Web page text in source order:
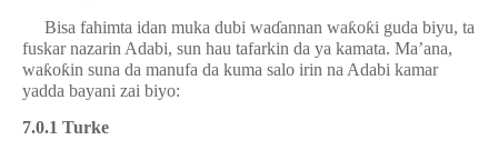
Bisa fahimta idan muka dubi waɗannan waƙoƙi guda biyu, ta
fuskar nazarin Adabi, sun hau tafarkin da ya kamata. Ma’ana,
waƙoƙin suna da manufa da kuma salo irin na Adabi kamar
yadda bayani zai biyo:
7.0.1 Turke